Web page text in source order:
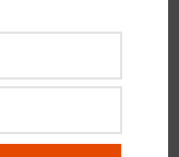
Ant Group